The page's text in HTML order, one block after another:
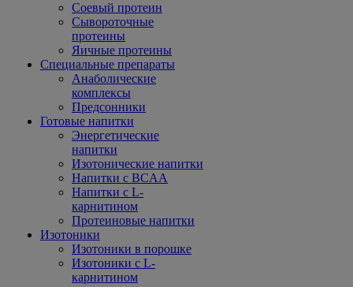
Соевый протеин
Сывороточные
протеины
Яичные протеины
Специальные препараты
Анаболические
комплексы
Предсонники
Готовые напитки
Энергетические
напитки
Изотонические напитки
Напитки с BCAA
Напитки с L-
карнитином
Протеиновые напитки
Изотоники
Изотоники в порошке
Изотоники с L-
карнитином